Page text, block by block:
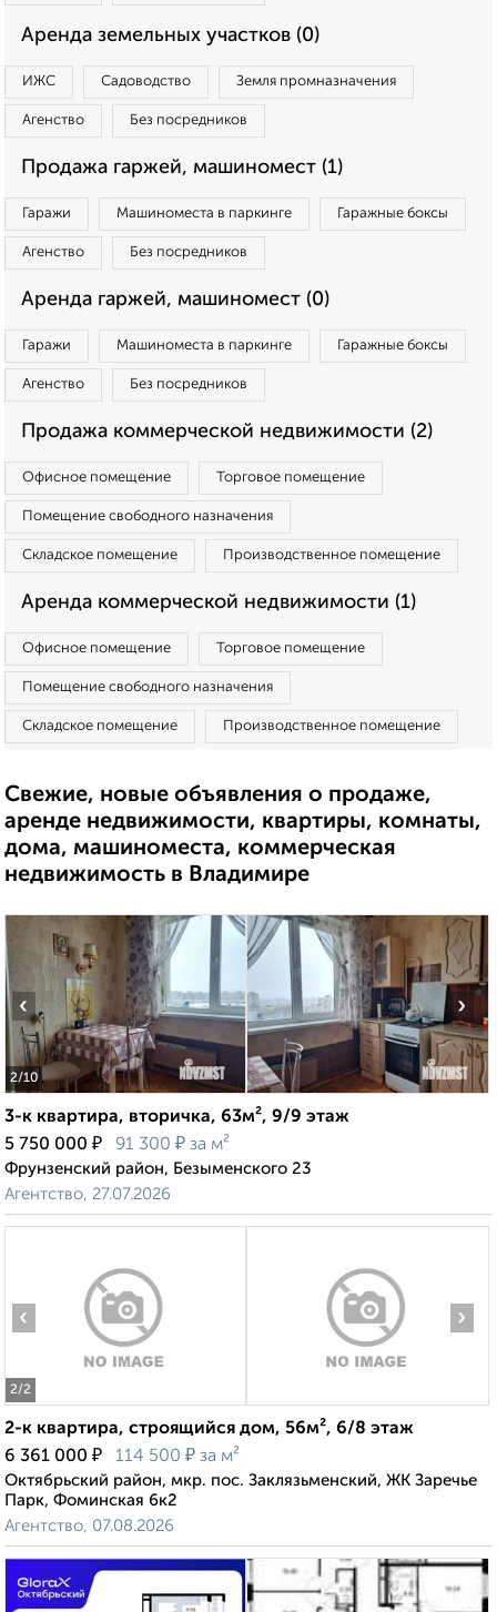
Аренда земельных участков (0)
ИЖС Садоводство Земля промназначения
Агенство Без посредников
Продажа гаржей, машиномест (1)
Гаражи Машиноместа в паркинге Гаражные боксы
Агенство Без посредников
Аренда гаржей, машиномест (0)
Гаражи Машиноместа в паркинге Гаражные боксы
Агенство Без посредников
Продажа коммерческой недвижимости (2)
Офисное помещение Торговое помещение
Помещение свободного назначения
Складское помещение Производственное помещение
Аренда коммерческой недвижимости (1)
Офисное помещение Торговое помещение
Помещение свободного назначения
Складское помещение Производственное помещение
Свежие, новые объявления о продаже,
аренде недвижимости, квартиры, комнаты,
дома, машиноместа, коммерческая
недвижимость в Владимире
2/10
‹ ›
3-к квартира, вторичка, 63м², 9/9 этаж
5 750 000 ₽ 91 300 ₽ за м²
Фрунзенский район, Безыменского 23
Агентство, 27.07.2026
2/2
‹ ›
2-к квартира, строящийся дом, 56м², 6/8 этаж
6 361 000 ₽ 114 500 ₽ за м²
Октябрьский район, мкр. пос. Заклязьменский, ЖК Заречье
Парк, Фоминская 6к2
Агентство, 07.08.2026